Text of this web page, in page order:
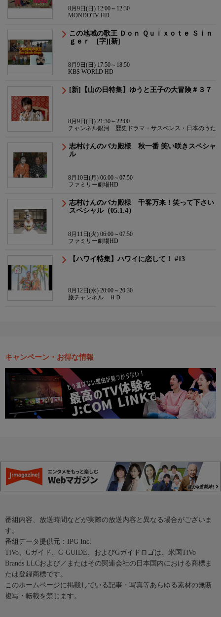
8月9日(日) 12:00～12:30
MONDOTV HD
この地域の歌王 Ｄｏｎ Ｑｕｉｘｏｔｅ Ｓｉｎ
ｇｅｒ [字][新]
8月9日(日) 17:50～18:50
KBS WORLD HD
[新]【山の日特集】ゆうと王子の大冒険＃３７
8月9日(日) 21:30～22:00
チャンネル銀河 歴史ドラマ・サスペンス・日本のうた
志村けんのバカ殿様 秋一番 笑い咲きスペシャ
ル
8月10日(月) 06:00～07:50
ファミリー劇場HD
志村けんのバカ殿様 千客万来！笑って下さい
スペシャル（05.1.4）
8月11日(火) 06:00～07:50
ファミリー劇場HD
【ハワイ特集】ハワイに恋して！ #13
8月12日(水) 20:00～20:30
旅チャンネル ＨＤ
キャンペーン・お得な情報
番組内容、放送時間などが実際の放送内容と異なる場合がございま
す。
番組データ提供元：IPG Inc.
TiVo、Gガイド、G-GUIDE、およびGガイドロゴは、米国TiVo
Brands LLCおよび／またはその関連会社の日本国内における商標ま
たは登録商標です。
このホームページに掲載している記事・写真等あらゆる素材の無断
複写・転載を禁じます。